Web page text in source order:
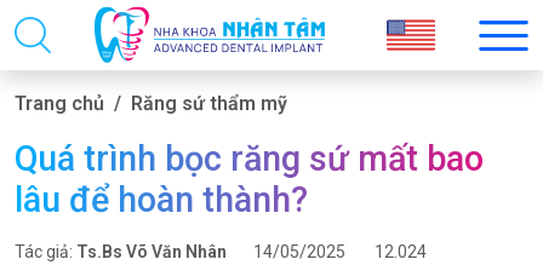
Trang chủ Răng sứ thẩm mỹ
Quá trình bọc răng sứ mất bao
lâu để hoàn thành?
Tác giả: Ts.Bs Võ Văn Nhân 14/05/2025 12.024